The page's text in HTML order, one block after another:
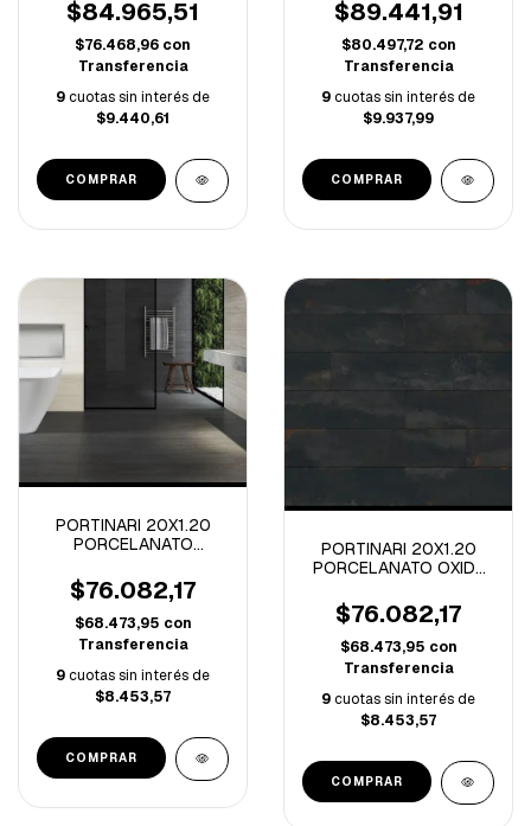
$84.965,51
$76.468,96 con
Transferencia
9cuotas sin interés de
$9.440,61
$89.441,91
$80.497,72 con
Transferencia
9cuotas sin interés de
$9.937,99
PORTINARI 20X1.20
PORCELANATO
RECTIFICADO-1.33M/C
$76.082,17
$68.473,95 con
Transferencia
9cuotas sin interés de
$8.453,57
PORTINARI 20X1.20
PORCELANATO OXIDE
$76.082,17
$68.473,95 con
Transferencia
9cuotas sin interés de
$8.453,57